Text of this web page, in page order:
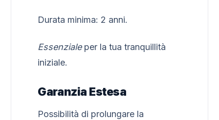
Durata minima: 2 anni.
Essenzialeper la tua tranquillità
iniziale.
Garanzia Estesa
Possibilità di prolungare la